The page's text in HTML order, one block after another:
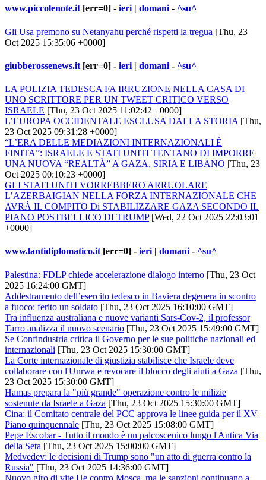
www.piccolenote.it [err=0] - ieri | domani - ^su^
Gli Usa premono su Netanyahu perché rispetti la tregua [Thu, 23
Oct 2025 15:35:06 +0000]
giubberossenews.it [err=0] - ieri | domani - ^su^
LA POLIZIA TEDESCA FA IRRUZIONE NELLA CASA DI
UNO SCRITTORE PER UN TWEET CRITICO VERSO
ISRAELE [Thu, 23 Oct 2025 11:02:42 +0000]
L’EUROPA OCCIDENTALE ESCLUSA DALLA STORIA [Thu,
23 Oct 2025 09:31:28 +0000]
“L’ERA DELLE MEDIAZIONI INTERNAZIONALI È
FINITA”: ISRAELE E STATI UNITI TENTANO DI IMPORRE
UNA NUOVA “REALTÀ” A GAZA, SIRIA E LIBANO [Thu, 23
Oct 2025 00:10:23 +0000]
GLI STATI UNITI VORREBBERO ARRUOLARE
L’AZERBAIGIAN NELLA FORZA INTERNAZIONALE CHE
AVRÀ IL COMPITO Di STABILIZZARE GAZA SECONDO IL
PIANO POSTBELLICO DI TRUMP[Wed, 22 Oct 2025 22:03:01
+0000]
www.lantidiplomatico.it [err=0] - ieri | domani - ^su^
Palestina: FDLP chiede accelerazione dialogo interno [Thu, 23 Oct
2025 16:24:00 GMT]
Addestramento dell’esercito tedesco in Baviera degenera in scontro
a fuoco: ferito un soldato [Thu, 23 Oct 2025 16:10:00 GMT]
Tra influenza australiana e nuove varianti Sars-Cov-2, il professor
Tarro analizza il nuovo scenario [Thu, 23 Oct 2025 15:49:00 GMT]
Se Confindustria critica il Governo per le sue politiche nazionali ed
internazionali [Thu, 23 Oct 2025 15:30:00 GMT]
La Corte internazionale di giustizia stabilisce che Israele deve
collaborare con l'Unrwa e revocare il blocco degli aiuti a Gaza [Thu,
23 Oct 2025 15:30:00 GMT]
Hamas prepara la "più grande" operazione contro le milizie
sostenute da Israele a Gaza [Thu, 23 Oct 2025 15:30:00 GMT]
Cina: il Comitato centrale del PCC approva le linee guida per il XV
Piano quinquennale [Thu, 23 Oct 2025 15:08:00 GMT]
Pepe Escobar - Tutto il mondo è un palcoscenico lungo l'Antica Via
della Seta [Thu, 23 Oct 2025 15:00:00 GMT]
Medvedev: le decisioni di Trump sono "un atto di guerra contro la
Russia" [Thu, 23 Oct 2025 14:36:00 GMT]
Nuovo giro di vite Ue contro Mosca, ma le sanzioni continuano a